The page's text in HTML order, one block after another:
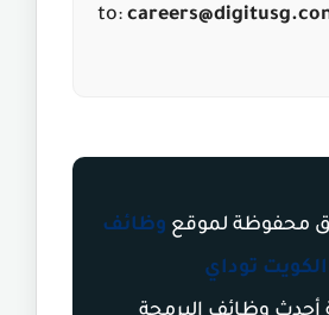
to:
محفوظة لموقع وظائف
الكويت توداي